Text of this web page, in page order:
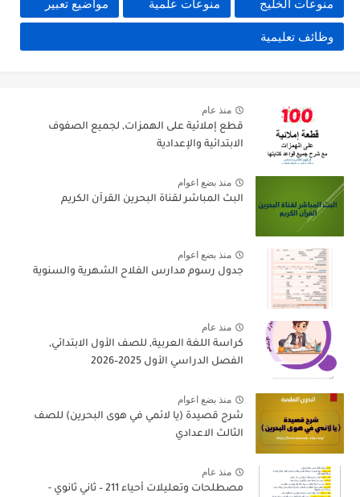
منوعات الخليج منوعات علمية مواضيع تعبير
وظائف تعليمية
منذ عام
قطع إملائية على الهمزات, لجميع الصفوف
الابتدائية والإعدادية
منذ بضع اعوام
البث المباشر لقناة البحرين القرآن الكريم
منذ بضع اعوام
جدول رسوم مدارس الفلاح الشهرية والسنوية
منذ عام
كراسة اللغة العربية, للصف الأول الابتدائي,
الفصل الدراسي الأول 2025–2026
منذ بضع اعوام
شرح قصيدة (يا لائمي في هوى البحرين) للصف
الثالث الاعدادي
منذ عام
مصطلحات وتعليلات أحياء 211 – ثاني ثانوي -